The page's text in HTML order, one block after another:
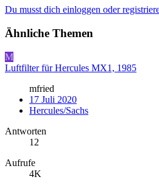
Du musst dich einloggen oder
Ähnliche Themen
M
Luftfilter für Hercules MX1, 1985
mfried
17 Juli 2020
Hercules/Sachs
Antworten
12
Aufrufe
4K